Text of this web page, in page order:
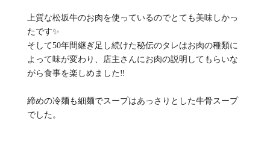
上質な松坂牛のお肉を使っているのでとても美味しかっ
たです✨
そして50年間継ぎ足し続けた秘伝のタレはお肉の種類に
よって味が変わり、店主さんにお肉の説明してもらいな
がら食事を楽しめました‼️
締めの冷麺も細麺でスープはあっさりとした牛骨スープ
でした。